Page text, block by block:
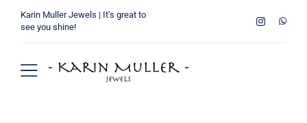
naar
Karin Muller Jewels | It’s great to
see you shine!
Toggle